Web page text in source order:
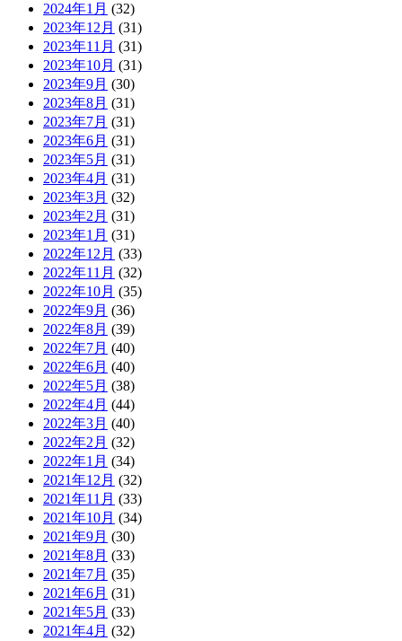
2024年1月 (32)
2023年12月 (31)
2023年11月 (31)
2023年10月 (31)
2023年9月 (30)
2023年8月 (31)
2023年7月 (31)
2023年6月 (31)
2023年5月 (31)
2023年4月 (31)
2023年3月 (32)
2023年2月 (31)
2023年1月 (31)
2022年12月 (33)
2022年11月 (32)
2022年10月 (35)
2022年9月 (36)
2022年8月 (39)
2022年7月 (40)
2022年6月 (40)
2022年5月 (38)
2022年4月 (44)
2022年3月 (40)
2022年2月 (32)
2022年1月 (34)
2021年12月 (32)
2021年11月 (33)
2021年10月 (34)
2021年9月 (30)
2021年8月 (33)
2021年7月 (35)
2021年6月 (31)
2021年5月 (33)
2021年4月 (32)